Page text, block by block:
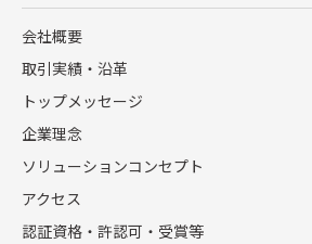
会社概要
取引実績・沿革
トップメッセージ
企業理念
ソリューションコンセプト
アクセス
認証資格・許認可・受賞等